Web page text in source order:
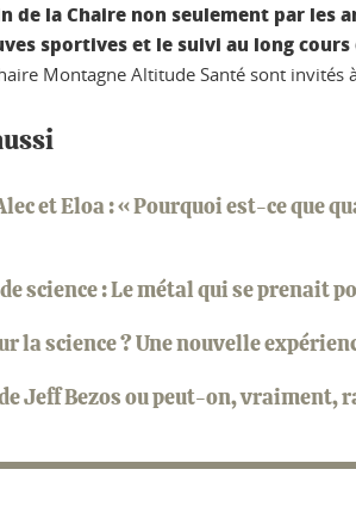
de la Chaire non seulement par les
sportives et le suivi au long cours
Montagne Altitude Santé sont invités
et Eloa : « Pourquoi est-ce que
science : Le métal qui se prenait
la science ? Une nouvelle
Jeff Bezos ou peut-on,